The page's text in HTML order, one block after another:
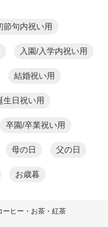
節句内祝い用
入園/入学内祝い用
結婚祝い用
生日祝い用
卒園/卒業祝い用
母の日 父の日
お歳暮
ーヒー・お茶・紅茶